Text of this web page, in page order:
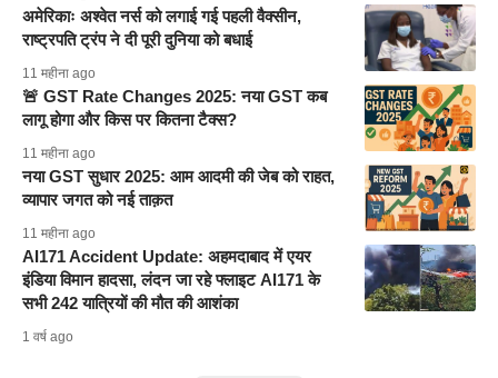
अमेरिकाः अश्वेत नर्स को लगाई गई पहली वैक्सीन,
राष्ट्रपति ट्रंप ने दी पूरी दुनिया को बधाई
11 महीना ago
🚨 GST Rate Changes 2025: नया GST कब
लागू होगा और किस पर कितना टैक्स?
11 महीना ago
नया GST सुधार 2025: आम आदमी की जेब को राहत,
व्यापार जगत को नई ताक़त
11 महीना ago
AI171 Accident Update: अहमदाबाद में एयर
इंडिया विमान हादसा, लंदन जा रहे फ्लाइट AI171 के
सभी 242 यात्रियों की मौत की आशंका
1 वर्ष ago